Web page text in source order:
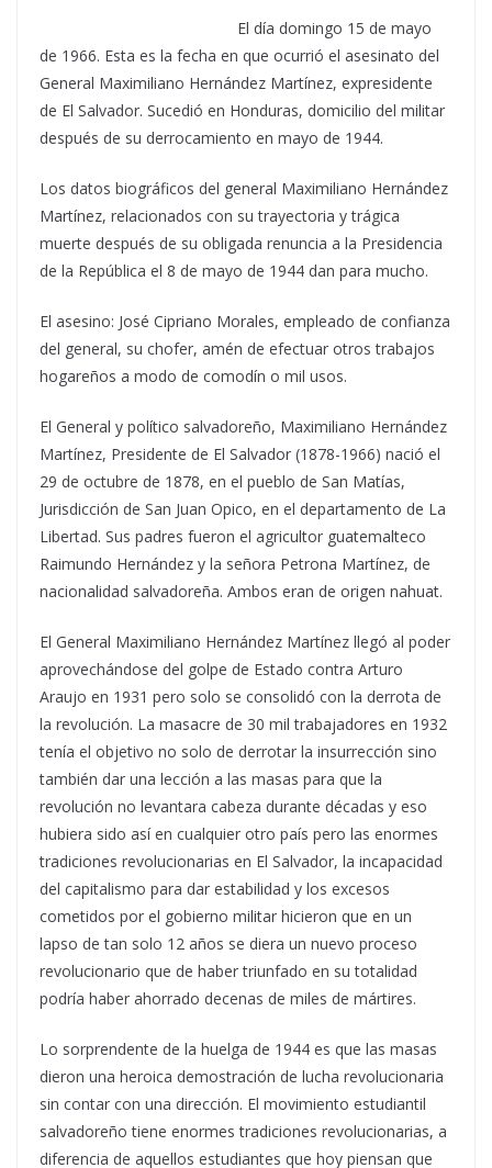
El día domingo 15 de mayo
de 1966. Esta es la fecha en que ocurrió el asesinato del
General Maximiliano Hernández Martínez, expresidente
de El Salvador. Sucedió en Honduras, domicilio del militar
después de su derrocamiento en mayo de 1944.
Los datos biográficos del general Maximiliano Hernández
Martínez, relacionados con su trayectoria y trágica
muerte después de su obligada renuncia a la Presidencia
de la República el 8 de mayo de 1944 dan para mucho.
El asesino: José Cipriano Morales, empleado de confianza
del general, su chofer, amén de efectuar otros trabajos
hogareños a modo de comodín o mil usos.
El General y político salvadoreño, Maximiliano Hernández
Martínez, Presidente de El Salvador (1878-1966) nació el
29 de octubre de 1878, en el pueblo de San Matías,
Jurisdicción de San Juan Opico, en el departamento de La
Libertad. Sus padres fueron el agricultor guatemalteco
Raimundo Hernández y la señora Petrona Martínez, de
nacionalidad salvadoreña. Ambos eran de origen nahuat.
El General Maximiliano Hernández Martínez llegó al poder
aprovechándose del golpe de Estado contra Arturo
Araujo en 1931 pero solo se consolidó con la derrota de
la revolución. La masacre de 30 mil trabajadores en 1932
tenía el objetivo no solo de derrotar la insurrección sino
también dar una lección a las masas para que la
revolución no levantara cabeza durante décadas y eso
hubiera sido así en cualquier otro país pero las enormes
tradiciones revolucionarias en El Salvador, la incapacidad
del capitalismo para dar estabilidad y los excesos
cometidos por el gobierno militar hicieron que en un
lapso de tan solo 12 años se diera un nuevo proceso
revolucionario que de haber triunfado en su totalidad
podría haber ahorrado decenas de miles de mártires.
Lo sorprendente de la huelga de 1944 es que las masas
dieron una heroica demostración de lucha revolucionaria
sin contar con una dirección. El movimiento estudiantil
salvadoreño tiene enormes tradiciones revolucionarias, a
diferencia de aquellos estudiantes que hoy piensan que